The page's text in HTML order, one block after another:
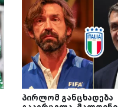
პირლომ განცხადება